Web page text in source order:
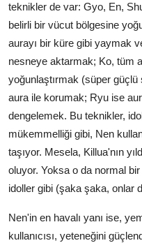
teknikler de var: Gyo, En,
belirli bir vücut bölgesine
aurayı bir küre gibi yaymak
nesneye aktarmak; Ko, tüm
yoğunlaştırmak (süper güçlü
aura ile korumak; Ryu ise
dengelemek. Bu teknikler,
mükemmelliği gibi, Nen
taşıyor. Mesela, Killua'nın
oluyor. Yoksa o da normal
idoller gibi (şaka şaka, onlar
Nen'in en havalı yanı ise,
kullanıcısı, yeteneğini